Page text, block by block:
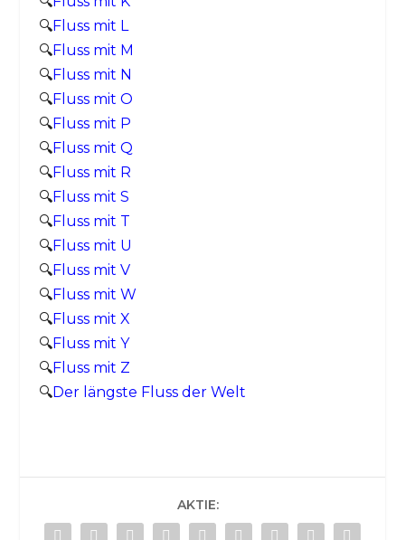
🔍Fluss mit L
🔍Fluss mit M
🔍Fluss mit N
🔍Fluss mit O
🔍Fluss mit P
🔍Fluss mit Q
🔍Fluss mit R
🔍Fluss mit S
🔍Fluss mit T
🔍Fluss mit U
🔍Fluss mit V
🔍Fluss mit W
🔍Fluss mit X
🔍Fluss mit Y
🔍Fluss mit Z
🔍Der längste Fluss der Welt
AKTIE: